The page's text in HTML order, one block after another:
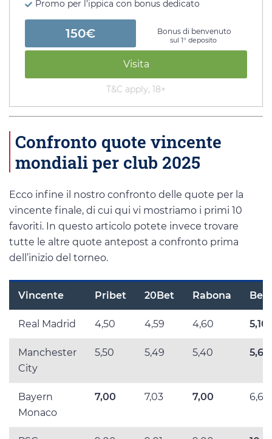
Promo per l’ippica con bonus dedicato
150€ Bonus di benvenuto
sul 1° deposito
Visita
T&C apply, 18+
Confronto quote vincente
mondiali per club 2025
Ecco infine il nostro confronto delle quote per la
vincente finale, di cui qui vi mostriamo i primi 10
favoriti. In questo articolo potete invece trovare
tutte le altre quote antepost a confronto prima
dell’inizio del torneo.
Vincente Pribet 20Bet Rabona
Real Madrid 4,50 4,59 4,60 5,10
Manchester
City
5,50 5,49 5,40 5,60
Bayern
Monaco
7,00 7,03 7,00 6,60